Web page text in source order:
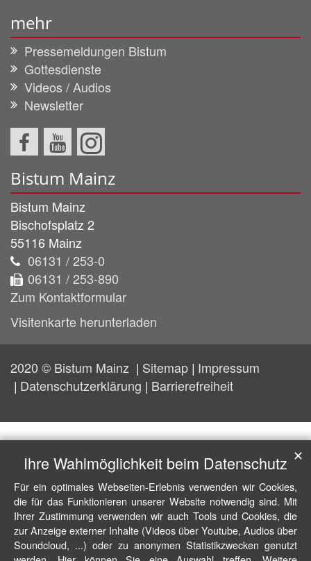
mehr
Pressemeldungen Bistum
Gottesdienste
Videos / Audios
Newsletter
Bistum Mainz
Bistum Mainz
Bischofsplatz 2
55116 Mainz
06131 / 253-0
06131 / 253-890
Zum Kontaktformular
Visitenkarte herunterladen
2020 © Bistum Mainz Sitemap Impressum
Datenschutzerklärung
Barrierefreiheit
Ihre Wahlmöglichkeit beim Datenschutz
Für ein optimales Webseiten-Erlebnis verwenden wir Cookies,
die für das Funktionieren unserer Website notwendig sind. Mit
Ihrer Zustimmung verwenden wir auch Tools und Cookies, die
zur Anzeige externer Inhalte (Videos über Youtube, Audios über
Soundcloud, ...) oder zu anonymen Statistikzwecken genutzt
✕